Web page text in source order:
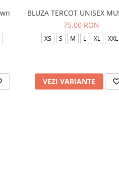
BLUZA TERCOT UNISEX
75,00 RON
XS S M L XL XXL
VEZI VARIANTE